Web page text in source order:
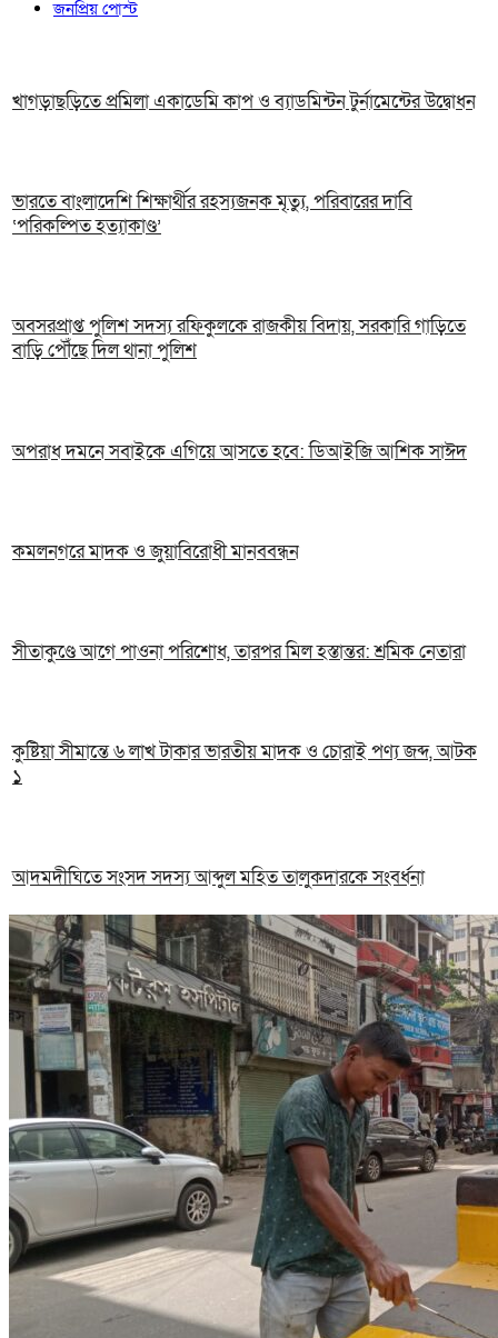
জনপ্রিয় পোস্ট
খাগড়াছড়িতে প্রমিলা একাডেমি কাপ ও ব্যাডমিন্টন টুর্নামেন্টের উদ্বোধন
ভারতে বাংলাদেশি শিক্ষার্থীর রহস্যজনক মৃত্যু, পরিবারের দাবি
‘পরিকল্পিত হত্যাকাণ্ড’
অবসরপ্রাপ্ত পুলিশ সদস্য রফিকুলকে রাজকীয় বিদায়, সরকারি গাড়িতে
বাড়ি পৌঁছে দিল থানা পুলিশ
অপরাধ দমনে সবাইকে এগিয়ে আসতে হবে: ডিআইজি আশিক সাঈদ
কমলনগরে মাদক ও জুয়াবিরোধী মানববন্ধন
সীতাকুণ্ডে আগে পাওনা পরিশোধ, তারপর মিল হস্তান্তর: শ্রমিক নেতারা
কুষ্টিয়া সীমান্তে ৬ লাখ টাকার ভারতীয় মাদক ও চোরাই পণ্য জব্দ, আটক
১
আদমদীঘিতে সংসদ সদস্য আব্দুল মহিত তালুকদারকে সংবর্ধনা